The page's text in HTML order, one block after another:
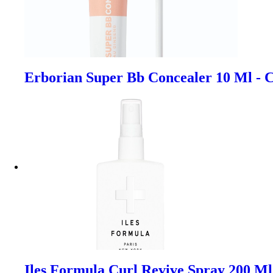
Erborian Super Bb Concealer 10 Ml -